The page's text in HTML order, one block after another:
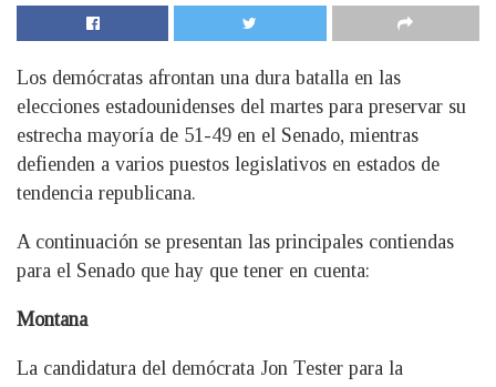
Los demócratas afrontan una dura batalla en las
elecciones estadounidenses del martes para preservar su
estrecha mayoría de 51-49 en el Senado, mientras
defienden a varios puestos legislativos en estados de
tendencia republicana.
A continuación se presentan las principales contiendas
para el Senado que hay que tener en cuenta:
Montana
La candidatura del demócrata Jon Tester para la